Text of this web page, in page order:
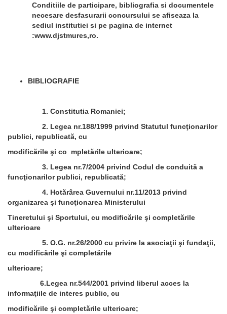
Conditiile de participare, bibliografia si documentele
necesare desfasurarii concursului se afiseaza la
sediul institutiei si pe pagina de internet
:www.djstmures,ro.
BIBLIOGRAFIE
1. Constitutia Romaniei;
2. Legea nr.188/1999 privind Statutul funcţionarilor
publici, republicată, cu
modificările şi co mpletările ulterioare;
3. Legea nr.7/2004 privind Codul de conduită a
funcţionarilor publici, republicată;
4. Hotărârea Guvernului nr.11/2013 privind
organizarea şi funcţionarea Ministerului
Tineretului şi Sportului, cu modificările şi completările
ulterioare
5. O.G. nr.26/2000 cu privire la asociaţii şi fundaţii,
cu modificările şi completările
ulterioare;
6.Legea nr.544/2001 privind liberul acces la
informaţiile de interes public, cu
modificările şi completările ulterioare;